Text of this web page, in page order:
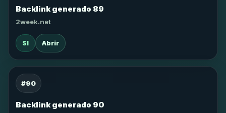
Backlink generado 89
2week.net
SI Abrir
#90
Backlink generado 90